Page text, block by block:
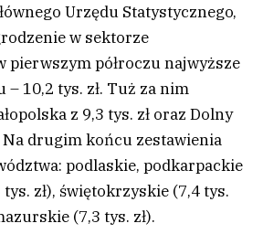
Urzędu Statystycznego,
w sektorze
pierwszym półroczu najwyższe
– 10,2 tys. zł. Tuż za nim
z 9,3 tys. zł oraz Dolny
Na drugim końcu zestawienia
podlaskie, podkarpackie
zł), świętokrzyskie (7,4 tys.
(7,3 tys. zł).